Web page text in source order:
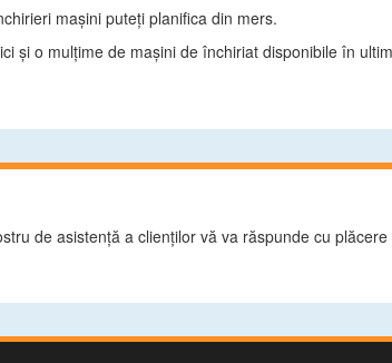
maşini puteţi planifica din mers.
şi o mulţime de maşini de închiriat disponibile în
de asistență a clienților vă va răspunde cu